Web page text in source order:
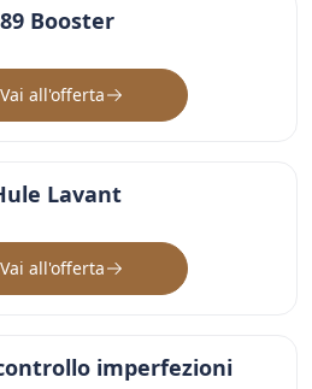
Booster
Vai all'offerta
Lavant
Vai all'offerta
imperfezioni